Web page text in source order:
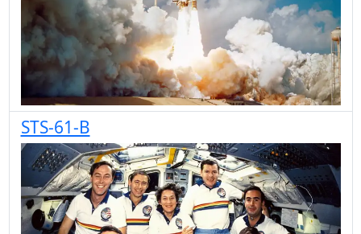
STS-61-B